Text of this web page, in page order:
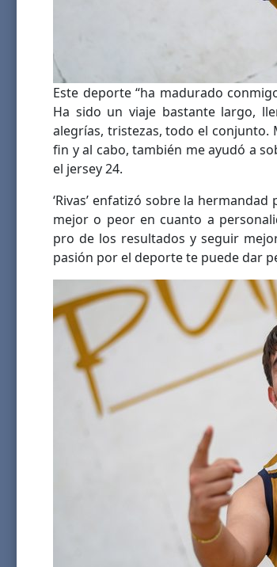
Este deporte “ha madurado
Ha sido un viaje bastante largo,
alegrías, tristezas, todo el conjunto.
fin y al cabo, también me ayudó a
el jersey 24.
‘Rivas’ enfatizó sobre la
mejor o peor en cuanto a
pro de los resultados y seguir
pasión por el deporte te puede dar